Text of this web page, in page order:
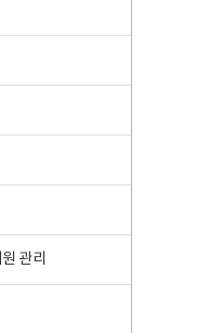
관리